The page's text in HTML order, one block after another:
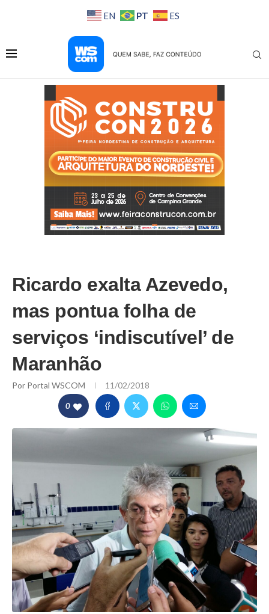
EN PT ES
Ricardo exalta Azevedo,
mas pontua folha de
serviços ‘indiscutível’ de
Maranhão
Por Portal WSCOM 11/02/2018
0